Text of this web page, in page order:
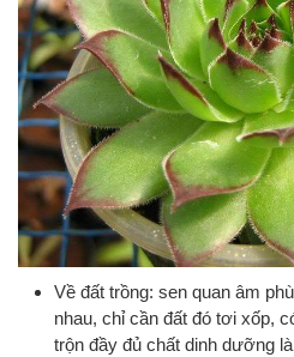
Về đất trồng: sen quan âm
nhau, chỉ cần đất đó tơi xốp,
trộn đầy đủ chất dinh dưỡng